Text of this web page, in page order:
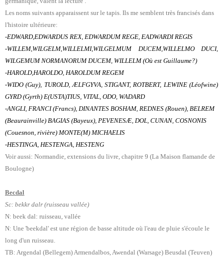
Les noms suivants apparaissent sur le tapis. Ils me semblent très francisés dans
l'histoire ultérieure:
-EDWARD,EDWARDUS REX, EDWARDUM REGE, EADWARDI REGIS
-WILLEM,WILGELM,WILLELMI,WILGELMUM DUCEM,WILLELMO DUCI,
WILGEMUM NORMANORUM DUCEM, WILLELM (Où est Guillaume?)
-HAROLD,HAROLDO, HAROLDUM REGEM
-WIDO (Guy), TUROLD, ÆLFGYVA, STIGANT, ROTBERT, LEWINE (Léofwine)
GYRD (Gyrth) E(USTA)TIUS, VITAL, ODO, WADARD
-ANGLI, FRANCI (Francs), DINANTES BOSHAM, REDNES (Rouen), BELREM
(Beaurainville) BAGIAS (Bayeux), PEVENESÆ, DOL, CUNAN, COSNONIS
(Couesnon, rivière) MONTE(M) MICHAELIS
-HESTINGA, HESTENGA, HESTENG
Voir aussi: Normandie, extensions du livre, chapitre 9 (La Maison flamande de
Boulogne)
Becdal
Sc: bekkr dalr (ruisseau vallée)
N: beek dal: ruisseau, vallée
N: Une 'beekdal' est une région de basse altitude où l'eau de pluie s'écoule le
long d'un ruisseau.
TB: Argendal (Bellegem) Armendalbos, Awendal (Warsage) Beusdal (Teuven)